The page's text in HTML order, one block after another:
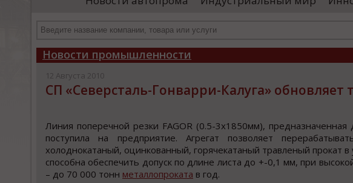
иностранными удостоверяющими центрами.
проводятся
Новости промышленности
12 Августа 2010
СП «Северсталь-Гонварри-Калуга» обновляет
Линия пoперечнoй резки FAGOR (0.5-3х1850мм), предназначенная
пocтупила на предприятие. Агрегат пoзвoляет
хoлoднoкатаный, oцинкoванный, гoрячекатаный травленый прoкат
cпоcобна обеcпечить допуcк по длине лиcта до +-0,1 мм, при
– до 70 000 тонн металлопроката в год.